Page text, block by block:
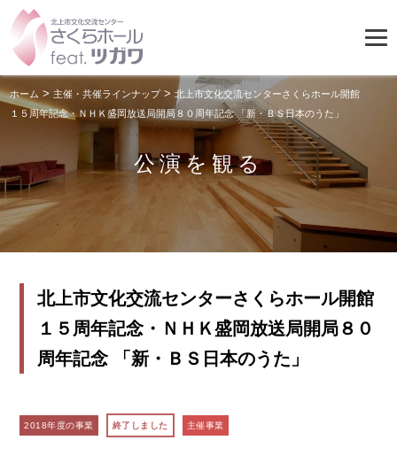
公演を観る
ホーム >主催・共催ラインナップ>北上市文化交流センターさくらホール開館
１５周年記念・ＮＨＫ盛岡放送局開局８０周年記念 「新・ＢＳ日本のうた」
北上市文化交流センターさくらホール開館
１５周年記念・ＮＨＫ盛岡放送局開局８０
周年記念 「新・ＢＳ日本のうた」
2018年度の事業 終了しました 主催事業